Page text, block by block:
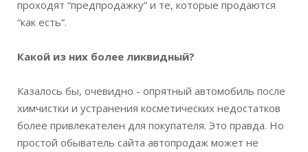
проходят “предпродажку” и те, которые продаются
“как есть”.
Какой из них более ликвидный?
Казалось бы, очевидно - опрятный автомобиль после
химчистки и устранения косметических недостатков
более привлекателен для покупателя. Это правда. Но
простой обыватель сайта автопродаж может не